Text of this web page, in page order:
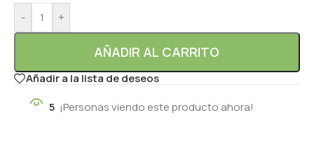
- +
AÑADIR AL CARRITO
Añadir a la lista de deseos
5 ¡Personas viendo este producto ahora!